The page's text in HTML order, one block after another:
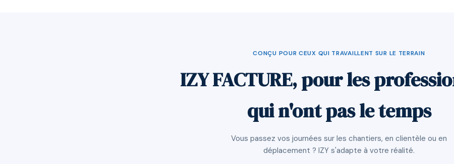
CONÇU POUR CEUX QUI TRAVAILLENT SUR LE TERRAIN
IZY FACTURE, pour les
qui n'ont pas le temps
Vous passez vos journées sur les chantiers, en clientèle ou en
déplacement ? IZY s'adapte à votre réalité.